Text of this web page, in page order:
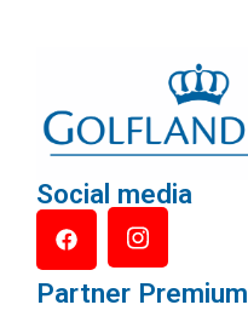
Social media
Partner Premium